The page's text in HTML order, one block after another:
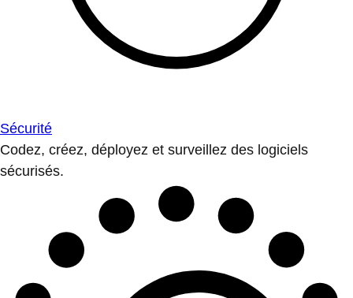
Sécurité
Codez, créez, déployez et surveillez des logiciels
sécurisés.